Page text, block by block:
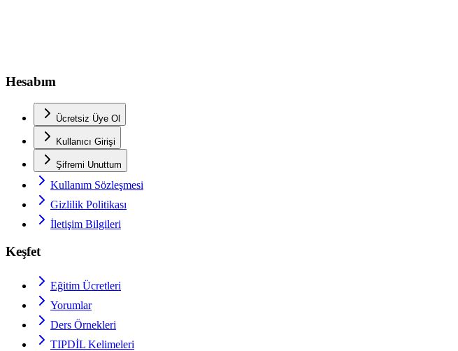
Hesabım
Ücretsiz Üye Ol
Kullanıcı Girişi
Şifremi Unuttum
Kullanım Sözleşmesi
Gizlilik Politikası
İletişim Bilgileri
Keşfet
Eğitim Ücretleri
Yorumlar
Ders Örnekleri
TIPDİL Kelimeleri